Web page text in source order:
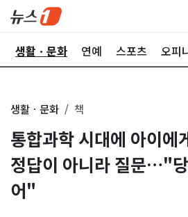
생활ㆍ문화 연예 스포츠 오피
생활ㆍ문화 책
통합과학 시대에 아이에
정답이 아니라 질문…"
어"